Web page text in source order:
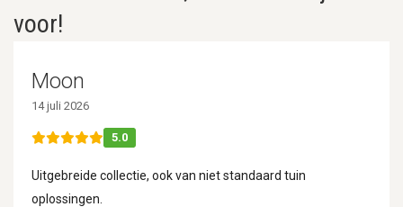
voor!
Moon
14 juli 2026
5.0
Uitgebreide collectie, ook van niet standaard tuin
oplossingen.